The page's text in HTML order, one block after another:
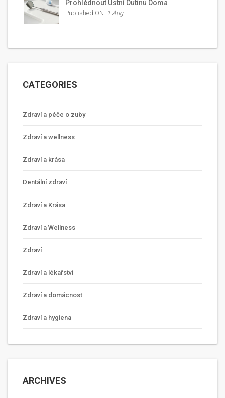
Prohlédnout Ústní Dutinu Doma
Published ON: 1 Aug
CATEGORIES
Zdraví a péče o zuby
Zdraví a wellness
Zdraví a krása
Dentální zdraví
Zdraví a Krása
Zdraví a Wellness
Zdraví
Zdraví a lékařství
Zdraví a domácnost
Zdraví a hygiena
ARCHIVES